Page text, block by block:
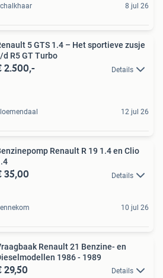
8 jul 26
5 GTS 1.4 – Het sportieve zusje
d R5 GT Turbo
2.500,- Details
12 jul 26
Renault R 19 1.4 en Clio
35,00 Details
10 jul 26
Renault 21 Benzine- en
Dieselmodellen 1986 - 1989
29,50 Details